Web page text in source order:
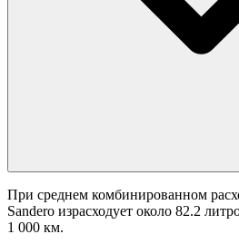
При среднем комбинированном
Sandero израсходует около 82.2
1 000 км.